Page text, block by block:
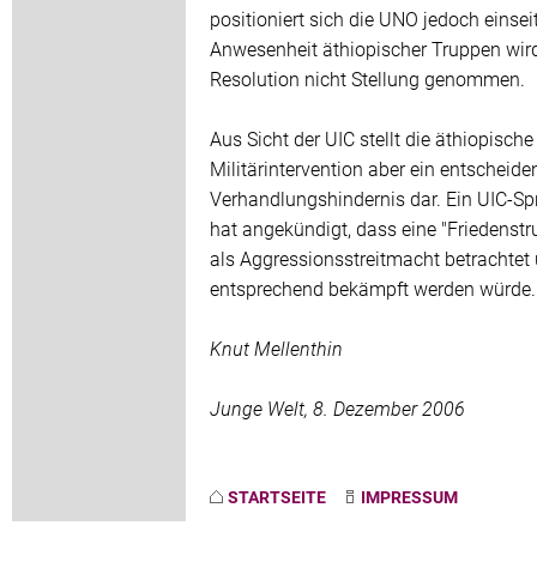
positioniert sich die UNO jedoch
Anwesenheit äthiopischer Truppen
Resolution nicht Stellung genommen.
Aus Sicht der UIC stellt die äthiopische
Militärintervention aber ein
Verhandlungshindernis dar. Ein UIC-
hat angekündigt, dass eine
als Aggressionsstreitmacht betrachtet
entsprechend bekämpft werden würde.
Knut Mellenthin
Junge Welt, 8. Dezember 2006
STARTSEITE IMPRESSUM